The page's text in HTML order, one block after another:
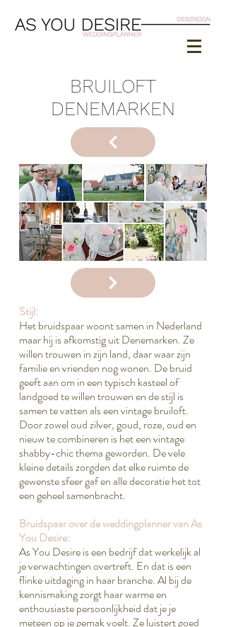
BRUILOFT
DENEMARKEN
Stijl:
Het bruidspaar woont samen in Nederland
maar hij is afkomstig uit Denemarken. Ze
willen trouwen in zijn land, daar waar zijn
familie en vrienden nog wonen. De bruid
geeft aan om in een typisch kasteel of
landgoed te willen trouwen en de stijl is
samen te vatten als een vintage bruiloft.
Door zowel oud zilver, goud, roze, oud en
nieuw te combineren is het een vintage
shabby-chic thema geworden. De vele
kleine details zorgden dat elke ruimte de
gewenste sfeer gaf en alle decoratie het tot
een geheel samenbracht.
Bruidspaar over de weddingplanner van As
You Desire:
As You Desire is een bedrijf dat werkelijk al
je verwachtingen overtreft. En dat is een
flinke uitdaging in haar branche. Al bij de
kennismaking zorgt haar warme en
enthousiaste persoonlijkheid dat je je
meteen op je gemak voelt. Ze luistert goed